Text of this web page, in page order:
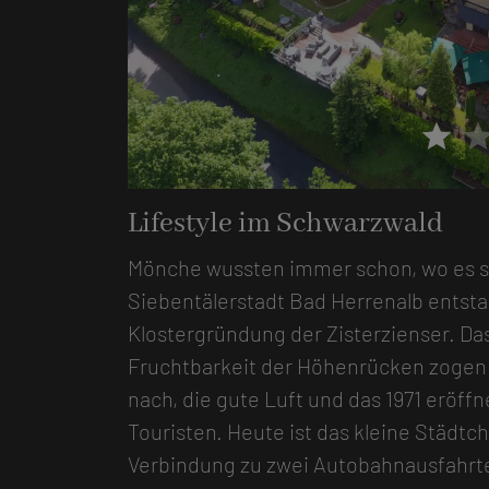
star
Lifestyle im Schwarzwald
Mönche wussten immer schon, wo es
Siebentälerstadt Bad Herrenalb
Klostergründung der Zisterzienser.
Fruchtbarkeit der Höhenrücken
nach, die gute Luft und das 1971
Touristen. Heute ist das kleine
Verbindung zu zwei